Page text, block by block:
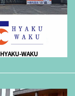
HYAKU-WAKU